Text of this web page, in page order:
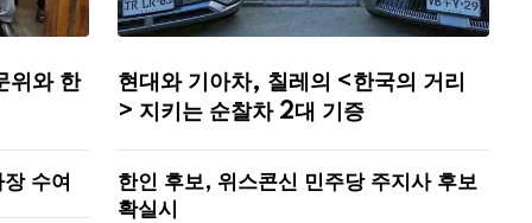
위와 한
수여
현대와 기아차, 칠레의 <한국의 거리
> 지키는 순찰차 2대 기증
한인 후보, 위스콘신 민주당 주지사 후보
확실시